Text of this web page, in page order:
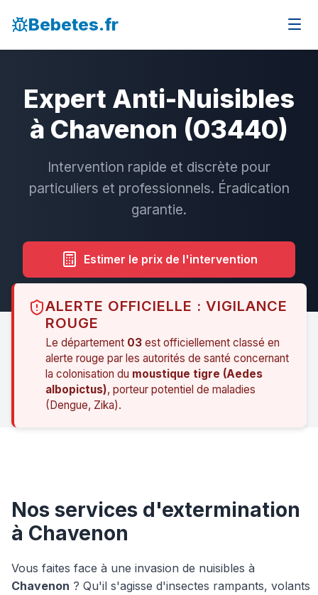
Bebetes.fr
Expert Anti-Nuisibles
à Chavenon (03440)
Intervention rapide et discrète pour
particuliers et professionnels. Éradication
garantie.
Estimer le prix de l'intervention
ALERTE OFFICIELLE : VIGILANCE
ROUGE
Le département 03 est officiellement classé en
alerte rouge par les autorités de santé concernant
la colonisation du moustique tigre (Aedes
albopictus), porteur potentiel de maladies
(Dengue, Zika).
Nos services d'extermination
à Chavenon
Vous faites face à une invasion de nuisibles à
Chavenon ? Qu'il s'agisse d'insectes rampants, volants